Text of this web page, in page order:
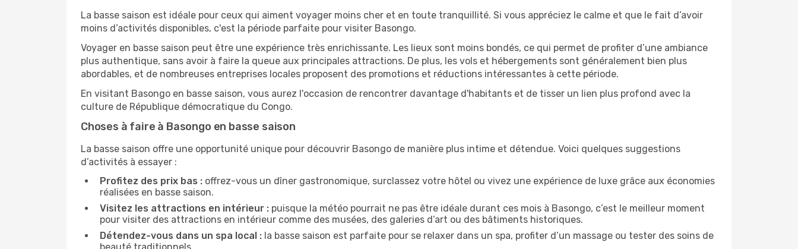
La basse saison est idéale pour ceux qui aiment voyager moins cher et en toute tranquillité. Si vous appréciez le calme et que le fait d’avoir
moins d’activités disponibles, c'est la période parfaite pour visiter Basongo.
Voyager en basse saison peut être une expérience très enrichissante. Les lieux sont moins bondés, ce qui permet de profiter d’une ambiance
plus authentique, sans avoir à faire la queue aux principales attractions. De plus, les vols et hébergements sont généralement bien plus
abordables, et de nombreuses entreprises locales proposent des promotions et réductions intéressantes à cette période.
En visitant Basongo en basse saison, vous aurez l'occasion de rencontrer davantage d'habitants et de tisser un lien plus profond avec la
culture de République démocratique du Congo.
Choses à faire à Basongo en basse saison
La basse saison offre une opportunité unique pour découvrir Basongo de manière plus intime et détendue. Voici quelques suggestions
d’activités à essayer :
Profitez des prix bas : offrez-vous un dîner gastronomique, surclassez votre hôtel ou vivez une expérience de luxe grâce aux économies
réalisées en basse saison.
Visitez les attractions en intérieur : puisque la météo pourrait ne pas être idéale durant ces mois à Basongo, c’est le meilleur moment
pour visiter des attractions en intérieur comme des musées, des galeries d’art ou des bâtiments historiques.
Détendez-vous dans un spa local : la basse saison est parfaite pour se relaxer dans un spa, profiter d’un massage ou tester des soins de